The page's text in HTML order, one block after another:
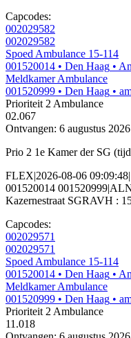
Capcodes:
002029582
002029582
Spoed Ambulance 15-114
001520014 • Den Haag •
Meldkamer Ambulance
001520999 • Den Haag •
Prioriteit 2 Ambulance
02.067
Ontvangen: 6 augustus
Prio 2 1e Kamer der SG
FLEX|2026-08-06
001520014
Kazernestraat SGRAVH :
Capcodes:
002029571
002029571
Spoed Ambulance 15-114
001520014 • Den Haag •
Meldkamer Ambulance
001520999 • Den Haag •
Prioriteit 2 Ambulance
11.018